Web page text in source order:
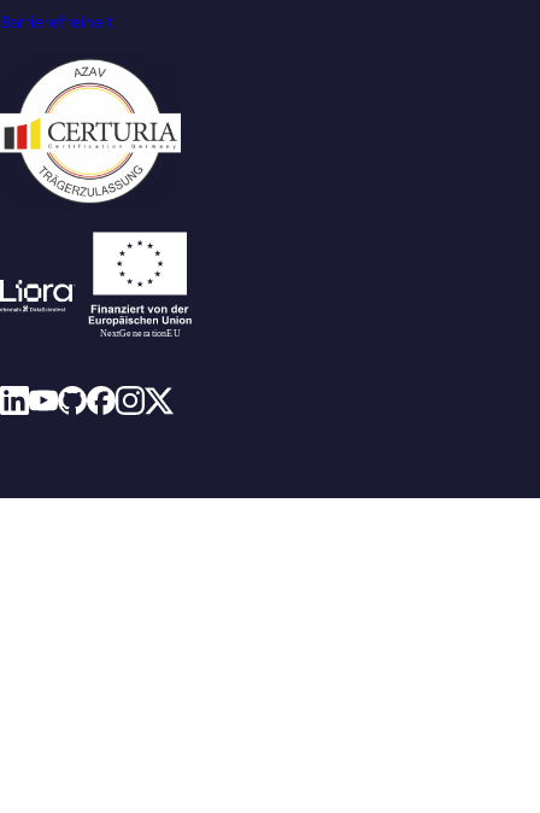
Barrierefreiheit